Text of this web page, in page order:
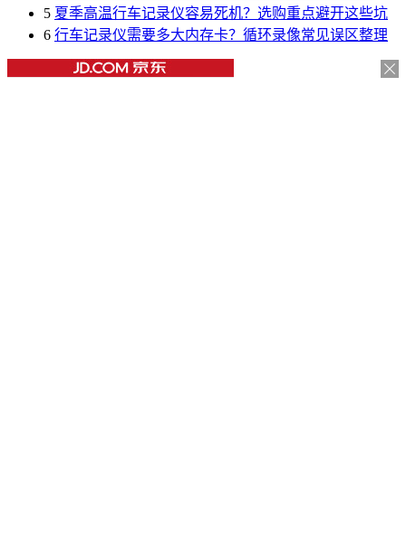
5 夏季高温行车记录仪容易死机？选购重点避开这些坑
6 行车记录仪需要多大内存卡？循环录像常见误区整理